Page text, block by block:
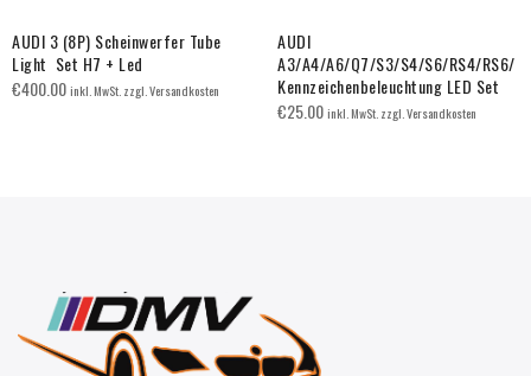
AUDI 3 (8P) Scheinwerfer Tube
Light Set H7 + Led
€400.00inkl. MwSt. zzgl. Versandkosten
AUDI
A3/A4/A6/Q7/S3/S4/S6/RS4/RS6/
Kennzeichenbeleuchtung LED Set
€25.00inkl. MwSt. zzgl. Versandkosten